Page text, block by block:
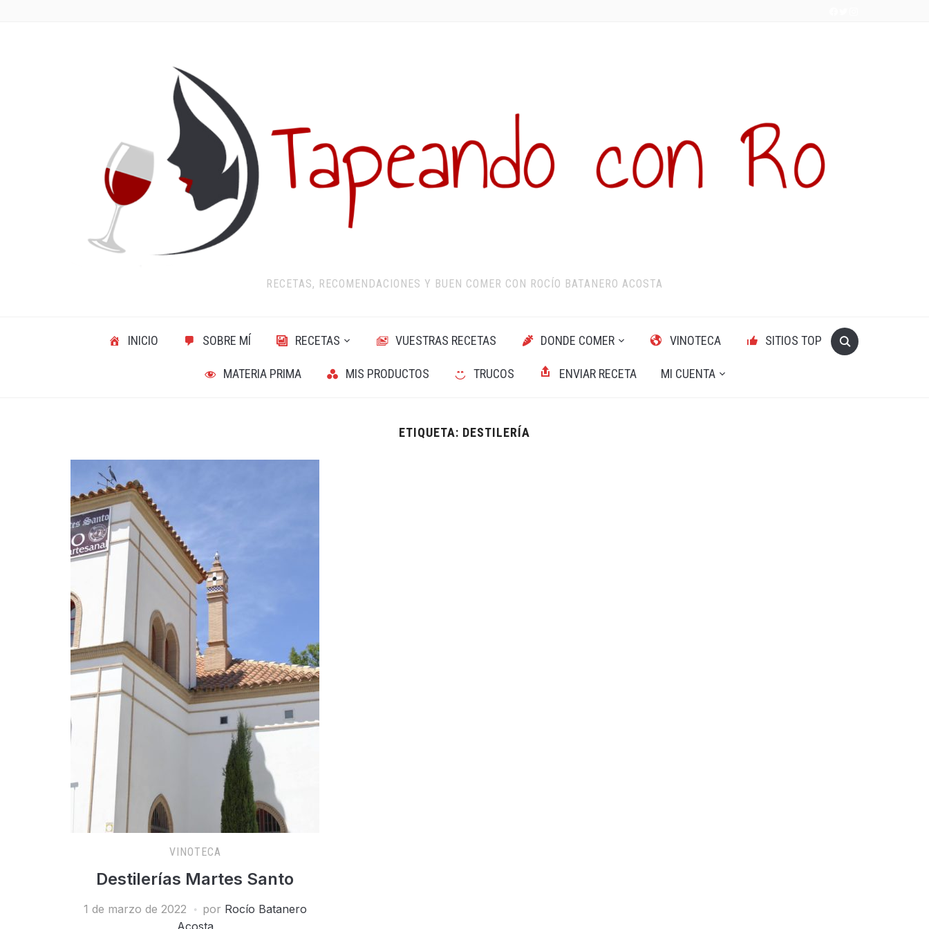
RECETAS, RECOMENDACIONES Y BUEN COMER CON ROCÍO BATANERO ACOSTA
INICIO SOBRE MÍ RECETAS VUESTRAS RECETAS DONDE COMER VINOTECA SITIOS TOP
MATERIA PRIMA MIS PRODUCTOS TRUCOS ENVIAR RECETA MI CUENTA
ETIQUETA: DESTILERÍA
VINOTECA
Destilerías Martes Santo
1 de marzo de 2022 por Rocío Batanero
Acosta